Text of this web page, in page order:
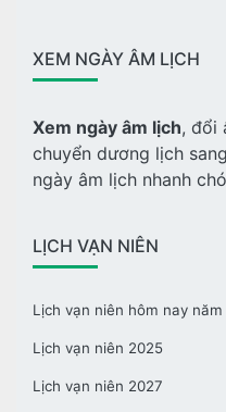
XEM NGÀY ÂM LỊCH
Xem ngày âm lịch, đổi
chuyển dương lịch
ngày âm lịch nhanh
LỊCH VẠN NIÊN
Lịch vạn niên hôm nay
Lịch vạn niên 2025
Lịch vạn niên 2027